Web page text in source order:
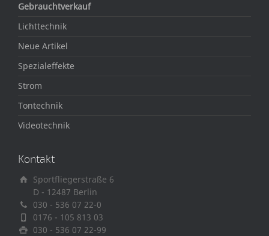
Gebrauchtverkauf
Lichttechnik
Neue Artikel
Spezialeffekte
Strom
Tontechnik
Videotechnik
Kontakt
Sportfliegerstraße 6
D - 12487 Berlin
030 - 536 07 22-0
0176 - 105 813 03
030 - 536 07 22-99